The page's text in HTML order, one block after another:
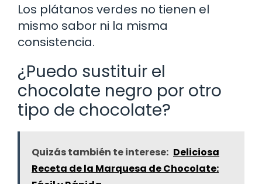
Los plátanos verdes no tienen el
mismo sabor ni la misma
consistencia.
¿Puedo sustituir el
chocolate negro por otro
tipo de chocolate?
Quizás también te interese: Deliciosa
Receta de la Marquesa de Chocolate: